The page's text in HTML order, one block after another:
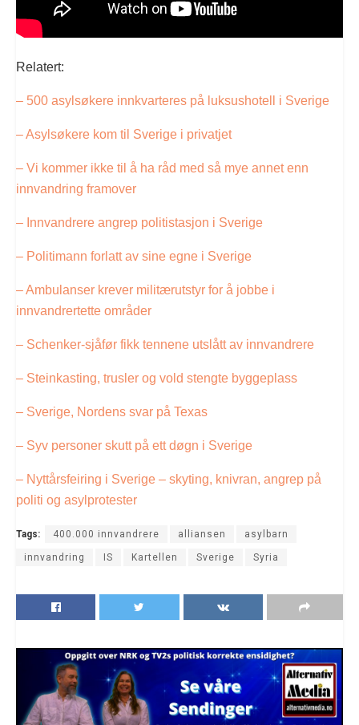
Relatert:
– 500 asylsøkere innkvarteres på luksushotell i Sverige
– Asylsøkere kom til Sverige i privatjet
– Vi kommer ikke til å ha råd med så mye annet enn
innvandring framover
– Innvandrere angrep politistasjon i Sverige
– Politimann forlatt av sine egne i Sverige
– Ambulanser krever militærutstyr for å jobbe i
innvandrertette områder
– Schenker-sjåfør fikk tennene utslått av innvandrere
– Steinkasting, trusler og vold stengte byggeplass
– Sverige, Nordens svar på Texas
– Syv personer skutt på ett døgn i Sverige
– Nyttårsfeiring i Sverige – skyting, knivran, angrep på
politi og asylprotester
Tags: 400.000 innvandrere alliansen asylbarn
innvandring IS Kartellen Sverige Syria